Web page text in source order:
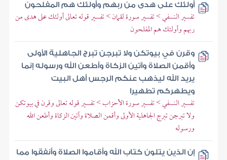
أولئك على هدى من ربهم وأولئك هم المفلحون
تفسير النسفي > تفسير سورة لقمان > تفسير قوله تعالى أولئك على هدى من
ربهم وأولئك هم المفلحون
وقرن في بيوتكن ولا تبرجن تبرج الجاهلية الأولى
وأقمن الصلاة وآتين الزكاة وأطعن الله ورسوله إنما
يريد الله ليذهب عنكم الرجس أهل البيت
ويطهركم تطهيرا
تفسير النسفي > تفسير سورة الأحزاب > تفسير قوله تعالى وقرن في بيوتكن
ولا تبرجن تبرج الجاهلية الأولى وأقمن الصلاة وآتين الزكاة وأطعن الله
ورسوله
إن الذين يتلون كتاب الله وأقاموا الصلاة وأنفقوا مما